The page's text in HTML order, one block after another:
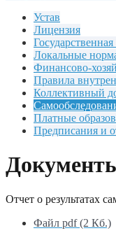
Устав
Лицензия
Локальные
Финансово-
Правила
Коллективный
Платные
Предписания и
Отчет о результатах
Файл pdf (2 Кб.)